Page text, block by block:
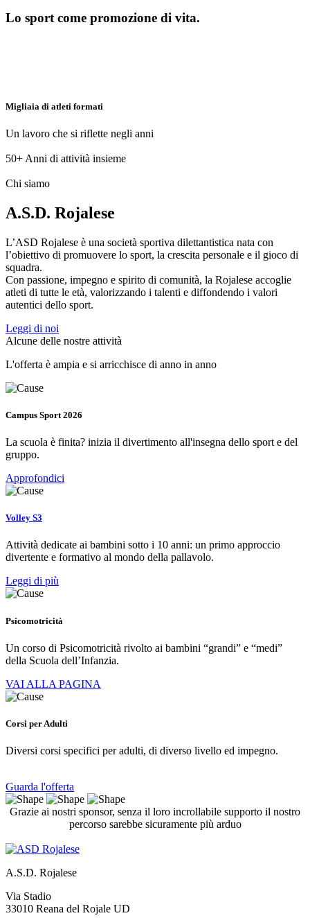
Lo sport come promozione di vita.
Migliaia di atleti formati
Un lavoro che si riflette negli anni
50+ Anni di attività insieme
Chi siamo
A.S.D. Rojalese
L’ASD Rojalese è una società sportiva dilettantistica nata con
l’obiettivo di promuovere lo sport, la crescita personale e il gioco di
squadra.
Con passione, impegno e spirito di comunità, la Rojalese accoglie
atleti di tutte le età, valorizzando i talenti e diffondendo i valori
autentici dello sport.
Leggi di noi
Alcune delle nostre attività
L'offerta è ampia e si arricchisce di anno in anno
Campus Sport 2026
La scuola è finita? inizia il divertimento all'insegna dello sport e del
gruppo.
Approfondici
Volley S3
Attività dedicate ai bambini sotto i 10 anni: un primo approccio
divertente e formativo al mondo della pallavolo.
Leggi di più
Psicomotricità
Un corso di Psicomotricità rivolto ai bambini “grandi” e “medi”
della Scuola dell’Infanzia.
VAI ALLA PAGINA
Corsi per Adulti
Diversi corsi specifici per adulti, di diverso livello ed impegno.
Guarda l'offerta
Grazie ai nostri sponsor, senza il loro incrollabile supporto il nostro
percorso sarebbe sicuramente più arduo
A.S.D. Rojalese
Via Stadio
33010 Reana del Rojale UD